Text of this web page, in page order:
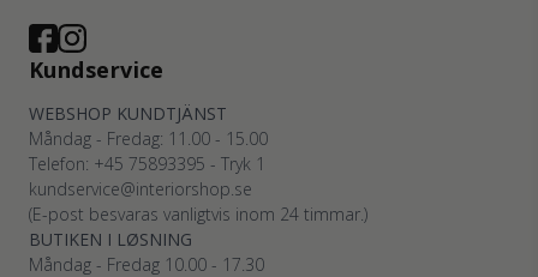
Kundservice
WEBSHOP KUNDTJÄNST
Måndag - Fredag: 11.00 - 15.00
Telefon: +45 75893395 - Tryk 1
kundservice@interiorshop.se
(E-post besvaras vanligtvis inom 24 timmar.)
BUTIKEN I LØSNING
Måndag - Fredag 10.00 - 17.30